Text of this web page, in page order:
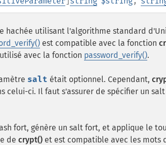
hachée utilisant l'algorithme standard
est compatible avec la fonction
avec la fonction password_verify().
salt était optionnel. Cependant,
celui-ci. Il faut s'assurer de spécifier un
fort, génère un salt fort, et applique le
de crypt() et est compatible avec les mots